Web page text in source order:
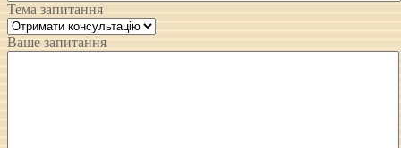
Тема запитання
Ваше запитання